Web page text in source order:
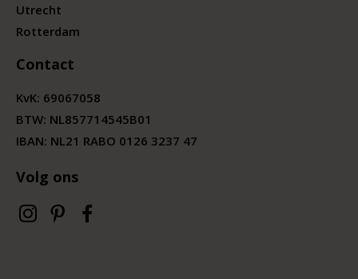
Utrecht
Rotterdam
Contact
KvK: 69067058
BTW: NL857714545B01
IBAN: NL21 RABO 0126 3237 47
Volg ons